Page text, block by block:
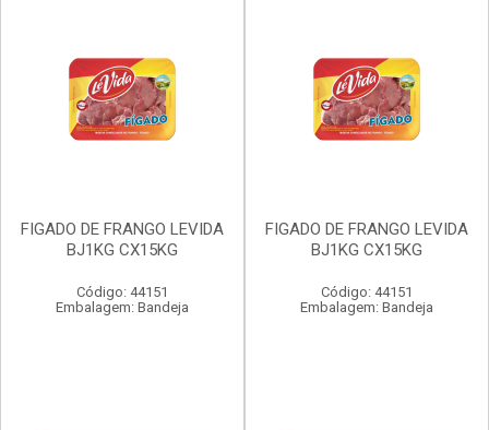
FIGADO DE FRANGO LEVIDA
BJ1KG CX15KG
Código: 44151
Embalagem: Bandeja
FIGADO DE FRANGO LEVIDA
BJ1KG CX15KG
Código: 44151
Embalagem: Bandeja